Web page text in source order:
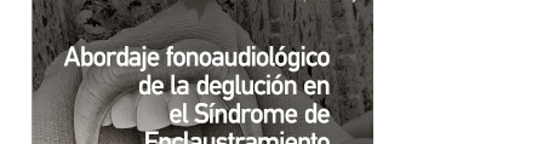
Barra lateral del artículo